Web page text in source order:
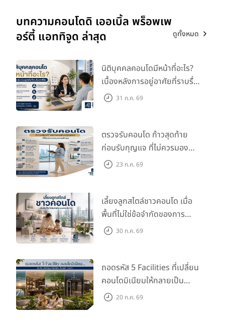
บทความคอนโดดิ เออเบิ้ล พร็อพเพ
อร์ตี้ แอททิจูด ล่าสุด
ดูทั้งหมด
นิติบุคคลคอนโดมีหน้าที่อะไร?
เบื้องหลังการอยู่อาศัยที่ราบรื่น
กว่าที่คิด31 ก.ค. 69
ตรวจรับคอนโด ก้าวสุดท้าย
ก่อนรับกุญแจ ที่ไม่ควรมอง
ข้าม 23 ก.ค. 69
เลี้ยงลูกสไตล์ชาวคอนโด เมื่อ
พื้นที่ไม่ใช่ข้อจำกัดของการ
เติบโต30 ก.ค. 69
ถอดรหัส 5 Facilities ที่เปลี่ยน
คอนโดมิเนียมให้กลายเป็น
‘โอเอซิส’ ส่วนตัวกลางเมือง
20 ก.ค. 69